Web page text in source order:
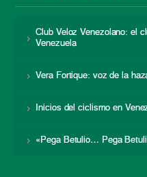
Club Veloz Venezolano: el
Venezuela
Vera Fortique: voz de la
Inicios del ciclismo en
«Pega Betulio… Pega